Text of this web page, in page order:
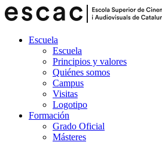
Escuela
Escuela
Principios y valores
Quiénes somos
Campus
Visitas
Logotipo
Formación
Grado Oficial
Másteres